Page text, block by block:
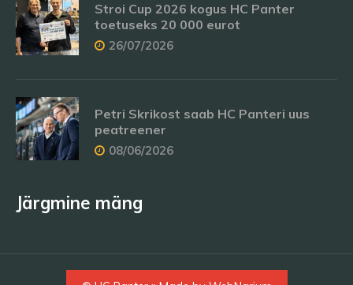
Stroi Cup 2026 kogus HC Panter
toetuseks 20 000 eurot
26/07/2026
Petri Skrikost saab HC Panteri uus
peatreener
08/06/2026
Järgmine mäng